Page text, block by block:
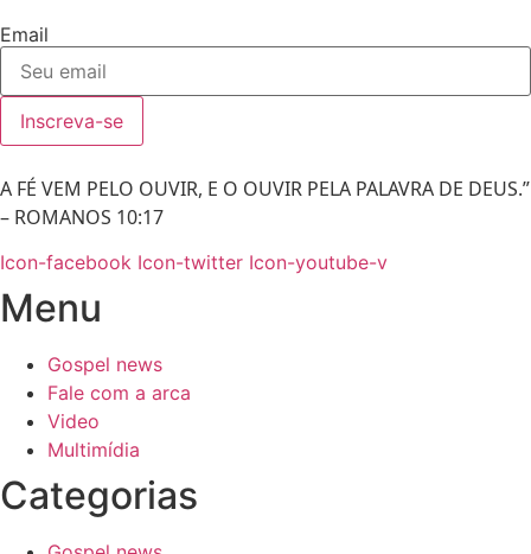
Email
Inscreva-se
A FÉ VEM PELO OUVIR, E O OUVIR PELA PALAVRA DE DEUS.”
– ROMANOS 10:17
Icon-facebook Icon-twitter Icon-youtube-v
Menu
Gospel news
Fale com a arca
Video
Multimídia
Categorias